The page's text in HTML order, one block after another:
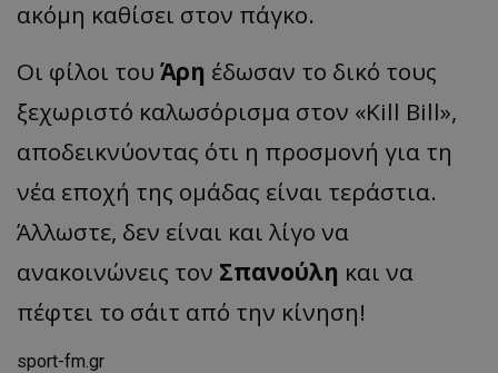
ακόμη καθίσει στον πάγκο.
Οι φίλοι του Άρη έδωσαν το δικό τους
ξεχωριστό καλωσόρισμα στον «Kill Bill»,
αποδεικνύοντας ότι η προσμονή για τη
νέα εποχή της ομάδας είναι τεράστια.
Άλλωστε, δεν είναι και λίγο να
ανακοινώνεις τον Σπανούλη και να
πέφτει το σάιτ από την κίνηση!
sport-fm.gr